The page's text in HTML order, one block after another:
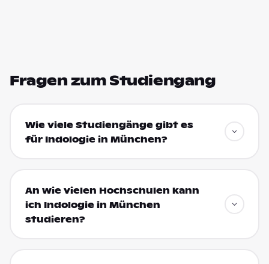
Fragen zum Studiengang
Wie viele Studiengänge gibt es
für Indologie in München?
An wie vielen Hochschulen kann
ich Indologie in München
studieren?